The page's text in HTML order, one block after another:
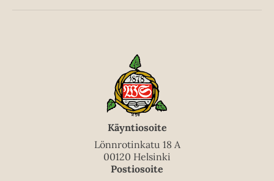
Käyntiosoite
Lönnrotinkatu 18 A
00120 Helsinki
Postiosoite